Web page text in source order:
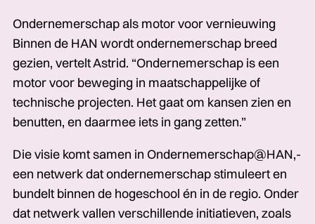
Ondernemerschap als motor voor vernieuwing
Binnen de HAN wordt ondernemerschap breed
gezien, vertelt Astrid. “Ondernemerschap is een
motor voor beweging in maatschappelijke of
technische­­­ projecten. Het gaat om kansen­­­ zien en
benutten, en daarmee iets in gang zetten.”
Die visie komt samen in Ondernemerschap@HAN­­­­,­­­­­­­
een netwerk dat ondernemerschap stimuleert en
bundelt binnen de hogeschool én in de regio. Onder
dat netwerk vallen verschillende initiatieven, zoals